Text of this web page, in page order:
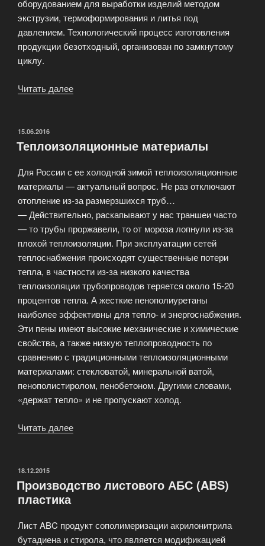
оборудованием для выработки изделий методом
экструзии, термоформирования и литья под
давлением. Технологический процесс изготовления
продукции безотходный, организован по замкнутому
циклу.
Читать далее
пищевого
ОПУБЛИКОВАНО
15.06.2016
Теплоизоляционные материалы
Для России с ее холодной зимой теплоизоляционные
материалы — актуальный вопрос. Не раз отключают
отопление из-за размерзшихся труб…
— Действительно, раскапывают у нас траншеи часто
— то трубы проржавели, то от мороза лопнули из-за
плохой теплоизоляции. При эксплуатации сетей
теплоснабжения происходят существенные потери
тепла, в частности из-за низкого качества
теплоизоляции трубопроводов теряется около 15-20
процентов тепла. А жесткие пенополиуретаны
наиболее эффективны для тепло- и энергоснабжения.
Эти пены имеют высокие механические и химические
свойства, а также низкую теплопроводность по
сравнению с традиционными теплоизоляционными
материалами: стекловатой, минеральной ватой,
пенополистиролом, пенобетоном. Другими словами,
«держат тепло» и не пропускают холод.
Читать далее
ОПУБЛИКОВАНО
18.12.2015
Производство листового АБС (ABS)
пластика
Лист ABC продукт сополимеризации акрилонитрила
бутадиена и стирола, что является модификацией